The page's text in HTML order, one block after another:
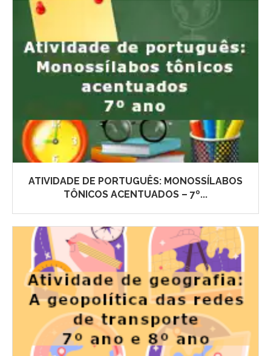
ATIVIDADE DE PORTUGUÊS: MONOSSÍLABOS
TÔNICOS ACENTUADOS – 7º...